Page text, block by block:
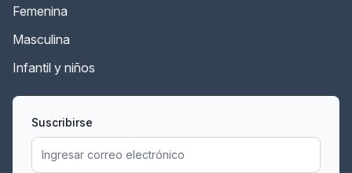
Femenina
Masculina
Infantil y niños
Suscribirse